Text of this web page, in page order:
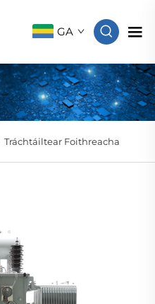
GA
Tráchtáiltear Foithreacha